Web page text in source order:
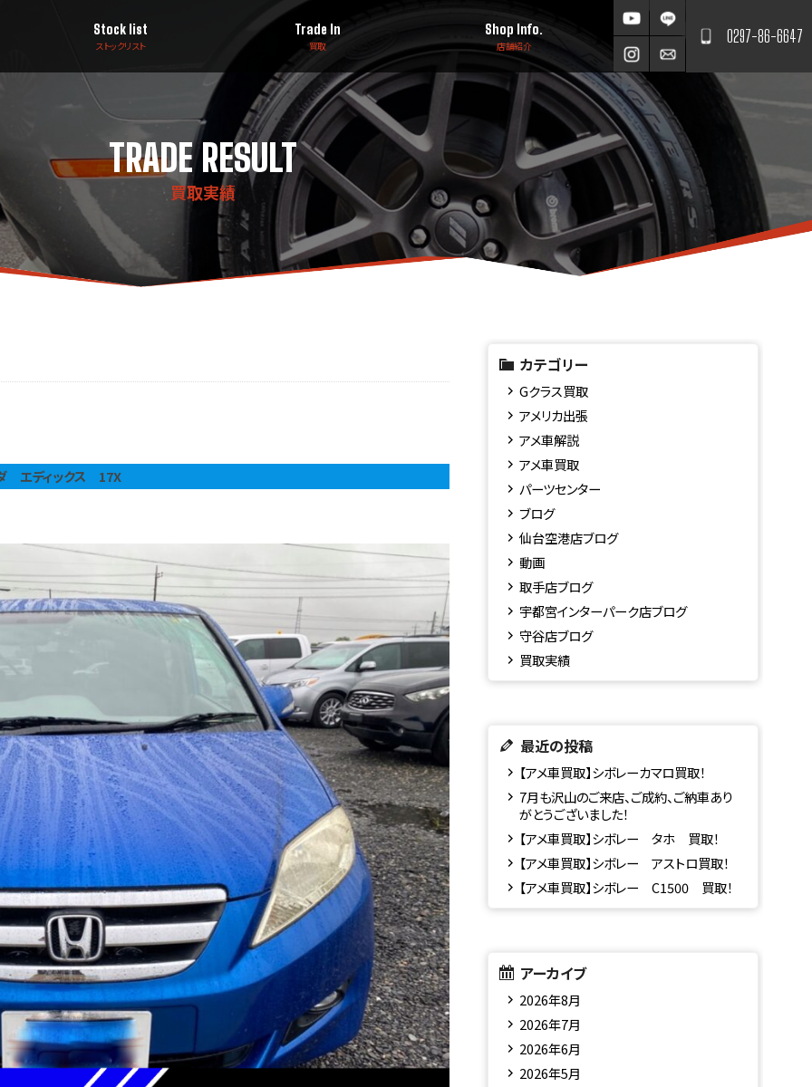
0297-86-6647
Stock list
ストックリスト
Trade In
買取
Shop Info.
店舗紹介
TRADE RESULT
買取実績
エディックス 17X
カテゴリー
Gクラス買取
アメリカ出張
アメ車解説
アメ車買取
パーツセンター
ブログ
仙台空港店ブログ
動画
取手店ブログ
宇都宮インターパーク店ブログ
守谷店ブログ
買取実績
最近の投稿
【アメ車買取】シボレーカマロ買取！
7月も沢山のご来店、ご成約、ご納車あり
がとうございました！
【アメ車買取】シボレー タホ 買取！
【アメ車買取】シボレー アストロ買取！
【アメ車買取】シボレー C1500 買取！
アーカイブ
2026年8月
2026年7月
2026年6月
2026年5月